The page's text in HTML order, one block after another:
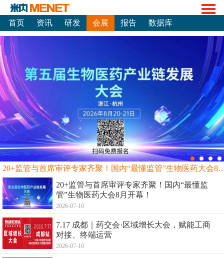
首页 资讯 研发 会展 报告 数据库
20+监管与首席审评专家齐聚！国内“最
20+监管与首席审评专家齐聚！国内“最懂监
管”生物医药大会8月开幕！
2026-07-10
7.17 成都｜药交会·区域增长大会，赋能工商
对接、终端运营
2026-07-10